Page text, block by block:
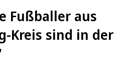
Fußballer aus
Kreis sind in der